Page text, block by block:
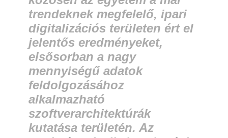
trendeknek megfelelő, ipari
digitalizációs területen ért el
jelentős eredményeket,
elsősorban a nagy
mennyiségű adatok
feldolgozásához
alkalmazható
szoftverarchitektúrák
kutatása területén. Az